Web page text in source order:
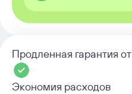
Продленная гарантия
Экономия расходов